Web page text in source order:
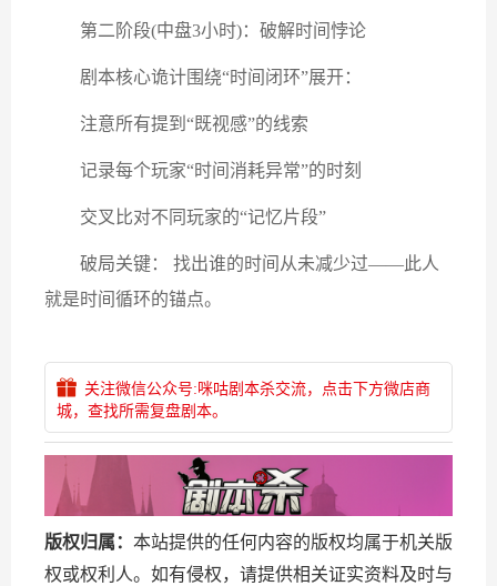
第二阶段(中盘3小时)：破解时间悖论
剧本核心诡计围绕“时间闭环”展开：
注意所有提到“既视感”的线索
记录每个玩家“时间消耗异常”的时刻
交叉比对不同玩家的“记忆片段”
破局关键： 找出谁的时间从未减少过——此人
就是时间循环的锚点。
关注微信公众号:咪咕剧本杀交流，点击下方微店商
城，查找所需复盘剧本。
版权归属： 本站提供的任何内容的版权均属于机关版
权或权利人。如有侵权，请提供相关证实资料及时与